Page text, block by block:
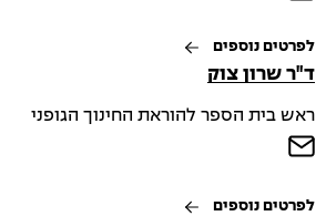
לפרטים נוספים
ד"ר שרון צוק
ראש בית הספר להוראת החינוך הגופני
לפרטים נוספים